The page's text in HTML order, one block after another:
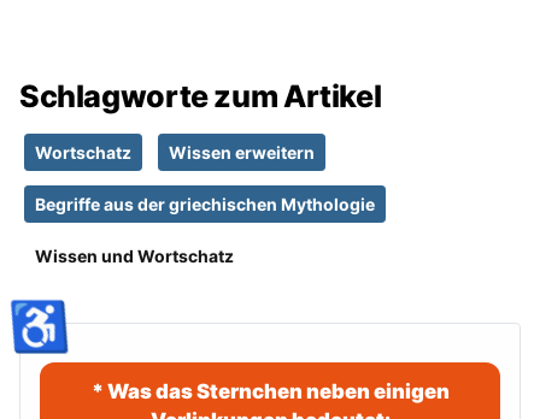
Schlagworte zum Artikel
Wortschatz Wissen erweitern
Begriffe aus der griechischen Mythologie
Wissen und Wortschatz
* Was das Sternchen neben einigen